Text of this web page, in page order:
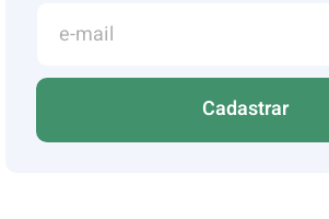
Cadastrar